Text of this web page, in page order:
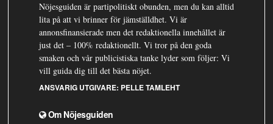
Nöjesguiden är partipolitiskt obunden, men du kan alltid
lita på att vi brinner för jämställdhet. Vi är
annonsfinansierade men det redaktionella innehållet är
just det – 100% redaktionellt. Vi tror på den goda
smaken och vår publicistiska tanke lyder som följer: Vi
vill guida dig till det bästa nöjet.
ANSVARIG UTGIVARE: PELLE TAMLEHT
Om Nöjesguiden